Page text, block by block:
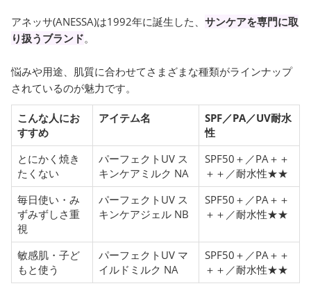
アネッサ(ANESSA)は1992年に誕生した、 サンケアを専門に取
り扱うブランド。
悩みや用途、肌質に合わせてさまざまな種類がラインナップ
されているのが魅力です。
こんな人にお
すすめ
アイテム名
SPF／PA／UV耐水
性
とにかく焼き
たくない
パーフェクトUV ス
キンケアミルク NA
SPF50＋／PA＋＋
＋＋／耐水性★★
毎日使い・み
ずみずしさ重
視
パーフェクトUV ス
キンケアジェル NB
SPF50＋／PA＋＋
＋＋／耐水性★★
敏感肌・子ど
もと使う
パーフェクトUV マ
イルドミルク NA
SPF50＋／PA＋＋
＋＋／耐水性★★